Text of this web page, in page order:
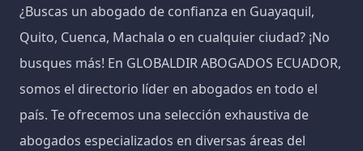
¿Buscas un abogado de confianza en Guayaquil,
Quito, Cuenca, Machala o en cualquier ciudad? ¡No
busques más! En GLOBALDIR ABOGADOS ECUADOR,
somos el directorio líder en abogados en todo el
país. Te ofrecemos una selección exhaustiva de
abogados especializados en diversas áreas del